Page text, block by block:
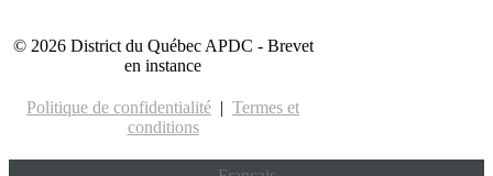
© 2026 District du Québec APDC - Brevet
en instance
Politique de confidentialité | Termes et
conditions